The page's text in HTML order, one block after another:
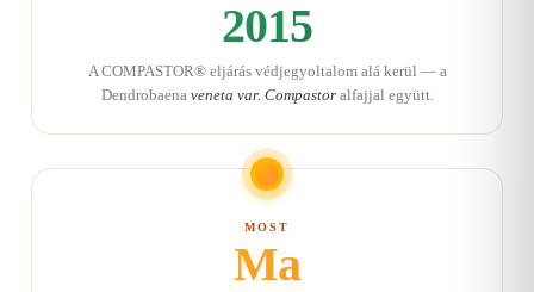
2015
A COMPASTOR® eljárás védjegyoltalom alá kerül — a
Dendrobaena veneta var. Compastoralfajjal együtt.
MOST
Ma